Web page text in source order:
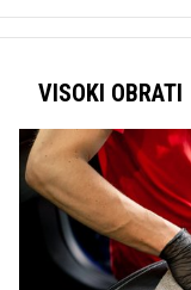
VISOKI OBRATI